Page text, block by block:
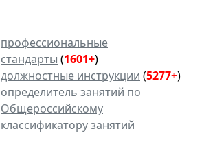
профессиональные
стандарты (1601+)
должностные инструкции (5277+)
определитель занятий по
Общероссийскому
классификатору занятий